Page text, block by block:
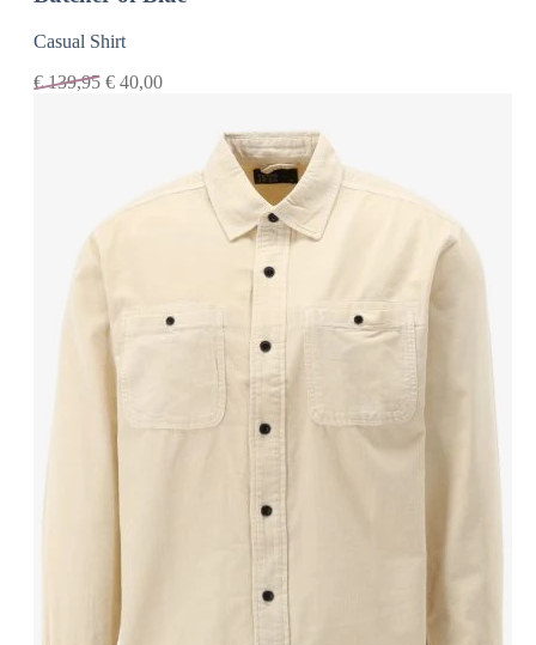
Casual Shirt
€139,95 € 40,00